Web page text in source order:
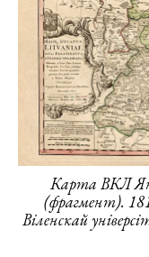
Карта ВКЛ
(фрагмент).
Віленскай